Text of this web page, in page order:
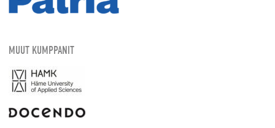
MUUT KUMPPANIT